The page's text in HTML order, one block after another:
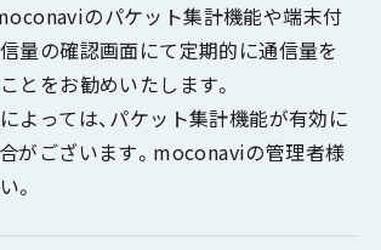
のパケット集計機能や端末付
量の確認画面にて定期的に通信量を
とをお勧めいたします。
よっては、パケット集計機能が有効に
がございます。moconaviの管理者様
。